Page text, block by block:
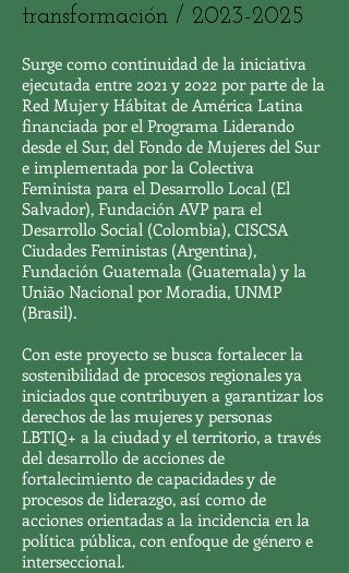
transformación / 2023-2025
Surge como continuidad de la iniciativa
ejecutada entre 2021 y 2022 por parte de la
Red Mujer y Hábitat de América Latina
financiada por el Programa Liderando
desde el Sur, del Fondo de Mujeres del Sur​
e implementada por la Colectiva
Feminista para el Desarrollo Local (El
Salvador), Fundación AVP para el
Desarrollo Social (Colombia), CISCSA
Ciudades Feministas (Argentina),
Fundación Guatemala (Guatemala) y la
União Nacional por Moradia, UNMP
(Brasil).
Con este proyecto se busca fortalecer la
sostenibilidad de procesos regionales ya
iniciados que contribuyen a garantizar los
derechos de las mujeres y personas
LBTIQ+ a la ciudad y el territorio, a través
del desarrollo de acciones de
fortalecimiento de capacidades y de
procesos de liderazgo, así como de
acciones orientadas a la incidencia en la
política pública, con enfoque de género e
interseccional.